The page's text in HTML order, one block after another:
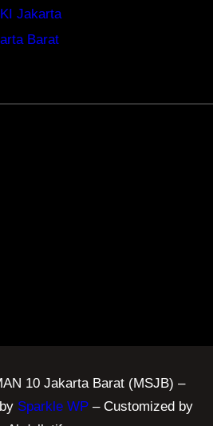
Jakarta
Barat
10 Jakarta Barat (MSJB) –
Sparkle WP – Customized by